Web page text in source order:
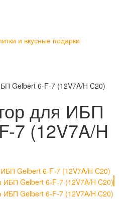
и вкусные подарки
Gelbert 6-F-7 (12V7A/H C20)
для ИБП
7 (12V7A/H